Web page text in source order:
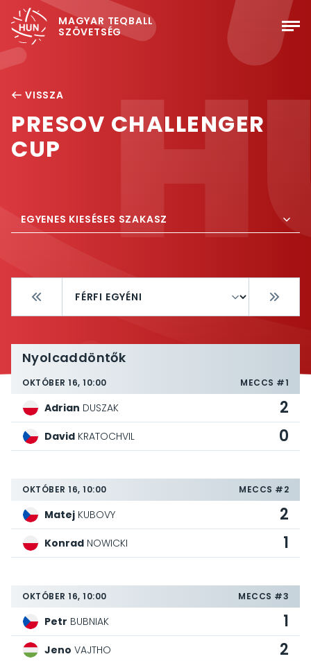
MAGYAR TEQBALL
SZÖVETSÉG
VISSZA
PRESOV CHALLENGER
CUP
EGYENES KIESÉSES SZAKASZ
Nyolcaddöntők
OKTÓBER 16, 10:00 MECCS #1
Adrian DUSZAK 2
David KRATOCHVIL 0
OKTÓBER 16, 10:00 MECCS #2
Matej KUBOVY 2
Konrad NOWICKI 1
OKTÓBER 16, 10:00 MECCS #3
Petr BUBNIAK 1
Jeno VAJTHO 2